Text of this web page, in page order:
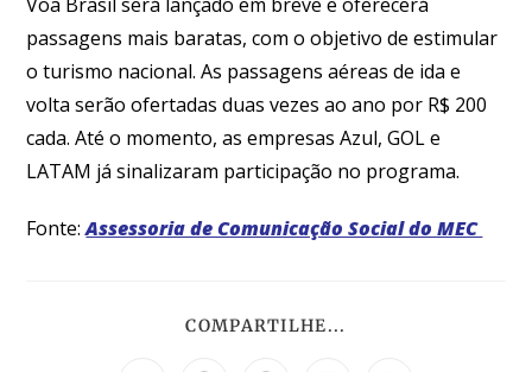
passagens mais baratas, com o objetivo de estimular
o turismo nacional. As passagens aéreas de ida e
volta serão ofertadas duas vezes ao ano por R$ 200
cada. Até o momento, as empresas Azul, GOL e
LATAM já sinalizaram participação no programa.
Fonte:Assessoria de Comunicação Social do MEC
COMPARTILHE...